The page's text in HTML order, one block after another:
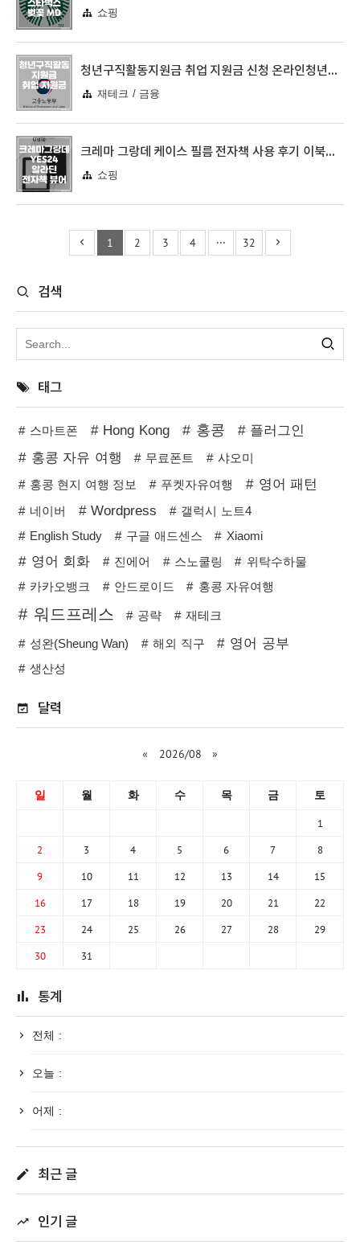
쇼핑
청년구직활동지원금 취업 지원금 신청 온라인청년센터 지원대상
재테크 / 금융
크레마 그랑데 케이스 필름 전자책 사용 후기 이북리더기 TTS 액정
쇼핑
1 2 3 4 ··· 32
검색
태그
스마트폰 Hong Kong 홍콩
플러그인
홍콩 자유 여행
무료폰트
샤오미
홍콩 현지 여행 정보
푸켓자유여행 영어 패턴
네이버 Wordpress
갤럭시 노트4
English Study
구글 애드센스 Xiaomi
영어 회화 진에어 스노쿨링
위탁수하물
카카오뱅크
안드로이드 홍콩 자유여행
워드프레스 공략 재테크
성완(Sheung Wan) 해외 직구 영어 공부
생산성
달력
« 2026/08 »
일 월 화 수 목 금 토
1
2 3 4 5 6 7 8
9 10 11 12 13 14 15
16 17 18 19 20 21 22
23 24 25 26 27 28 29
30 31
통계
전체 :
오늘 :
어제 :
최근 글
인기 글